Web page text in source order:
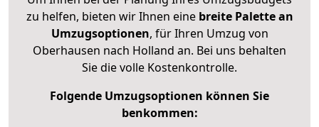
zu helfen, bieten wir Ihnen eine breite Palette an
Umzugsoptionen, für Ihren Umzug von
Oberhausen nach Holland an. Bei uns behalten
Sie die volle Kostenkontrolle.
Folgende Umzugsoptionen können Sie
benkommen: